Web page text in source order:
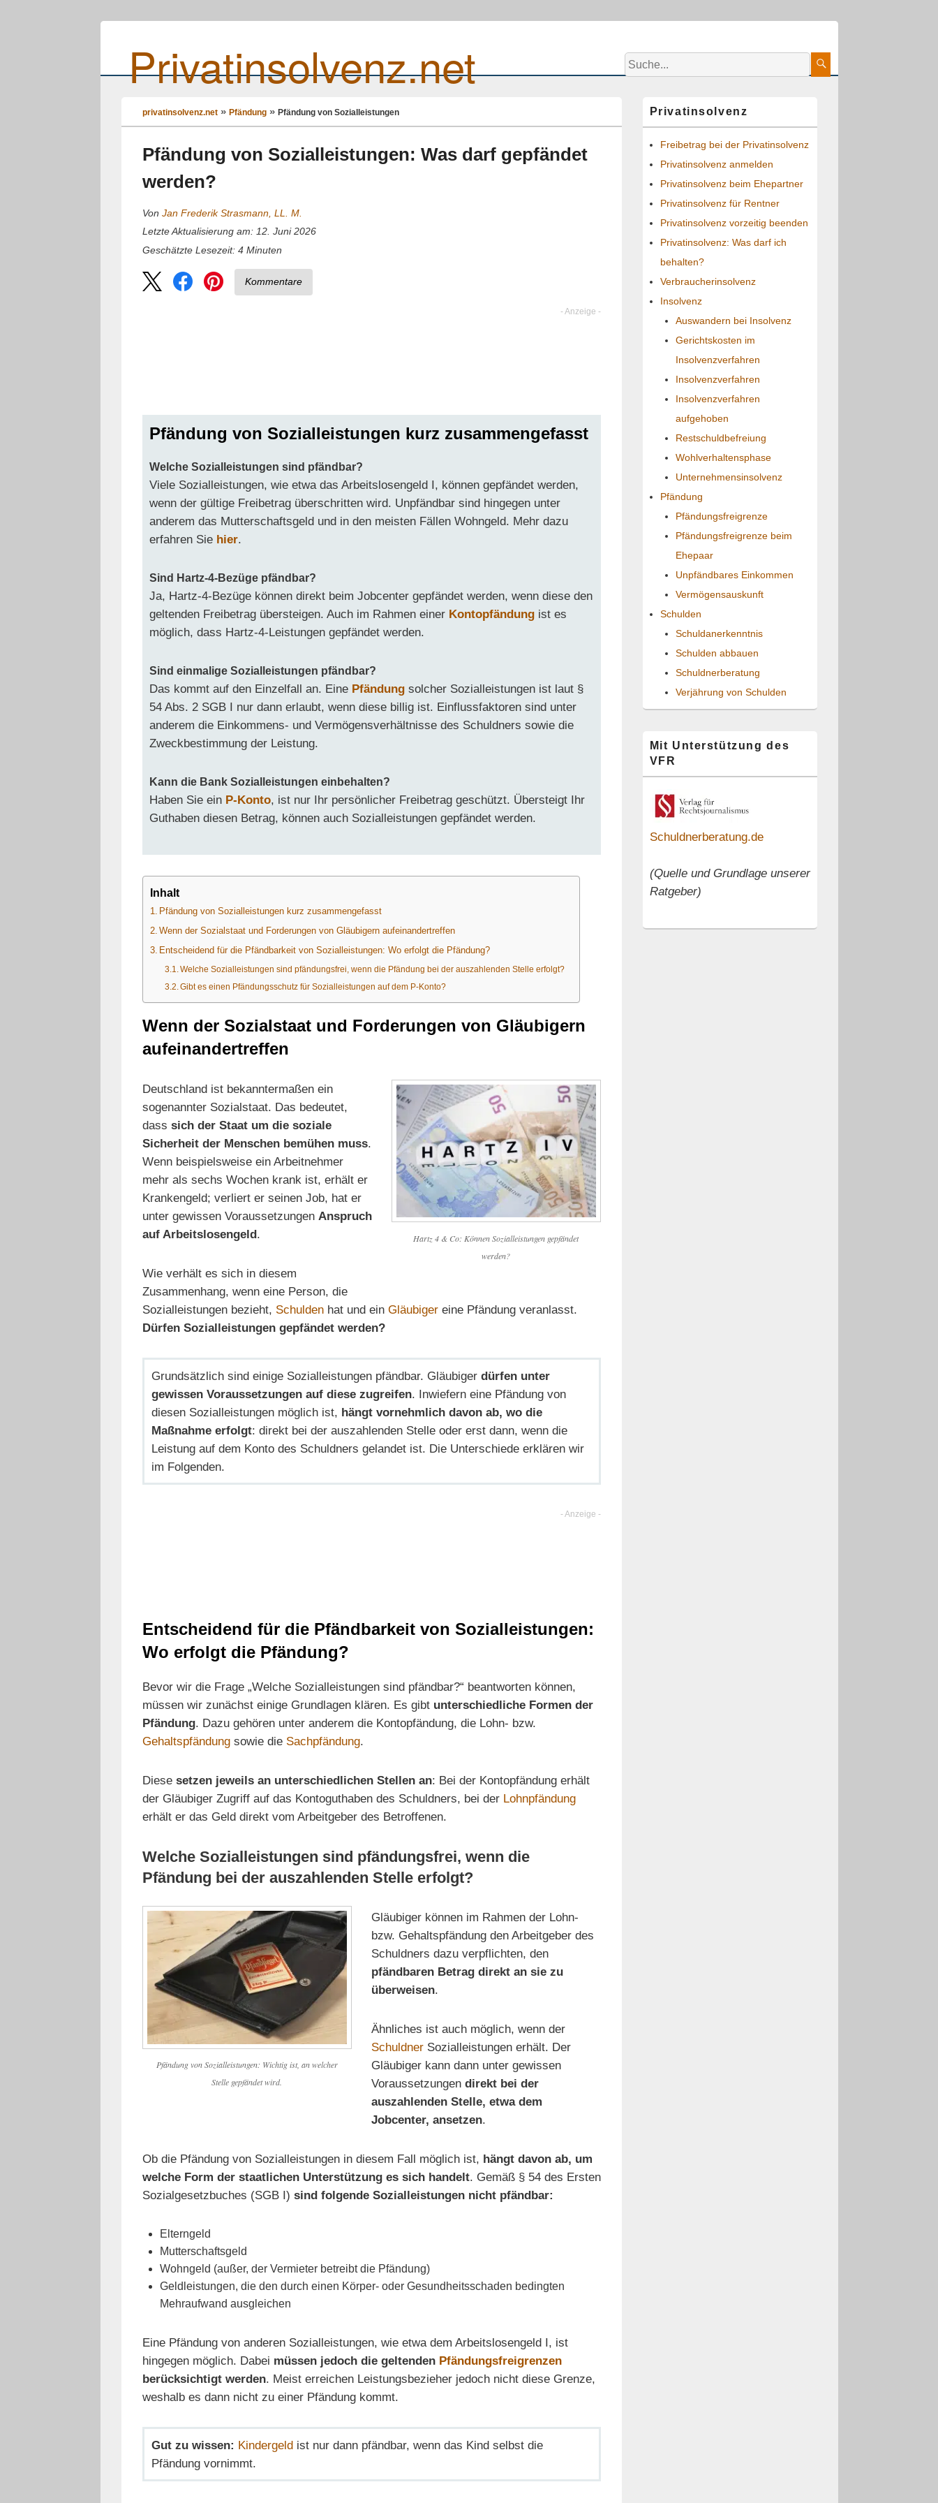
Privatinsolvenz.net Suche:
privatinsolvenz.net Pfändung Pfändung von Sozialleistungen
Pfändung von Sozialleistungen: Was darf gepfändet
werden?
Von Jan Frederik Strasmann, LL. M.
Letzte Aktualisierung am: 12. Juni 2026
Geschätzte Lesezeit: 4 Minuten
Kommentare
Pfändung von Sozialleistungen kurz zusammengefasst
Welche Sozialleistungen sind pfändbar?
Viele Sozialleistungen, wie etwa das Arbeitslosengeld I, können gepfändet werden,
wenn der gültige Freibetrag überschritten wird. Unpfändbar sind hingegen unter
anderem das Mutterschaftsgeld und in den meisten Fällen Wohngeld. Mehr dazu
erfahren Sie hier.
Sind Hartz-4-Bezüge pfändbar?
Ja, Hartz-4-Bezüge können direkt beim Jobcenter gepfändet werden, wenn diese den
geltenden Freibetrag übersteigen. Auch im Rahmen einer Kontopfändungist es
möglich, dass Hartz-4-Leistungen gepfändet werden.
Sind einmalige Sozialleistungen pfändbar?
Das kommt auf den Einzelfall an. Eine Pfändungsolcher Sozialleistungen ist laut §
54 Abs. 2 SGB I nur dann erlaubt, wenn diese billig ist. Einflussfaktoren sind unter
anderem die Einkommens- und Vermögensverhältnisse des Schuldners sowie die
Zweckbestimmung der Leistung.
Kann die Bank Sozialleistungen einbehalten?
Haben Sie ein P-Konto, ist nur Ihr persönlicher Freibetrag geschützt. Übersteigt Ihr
Guthaben diesen Betrag, können auch Sozialleistungen gepfändet werden.
Inhalt
Pfändung von Sozialleistungen kurz zusammengefasst
Wenn der Sozialstaat und Forderungen von Gläubigern aufeinandertreffen
Entscheidend für die Pfändbarkeit von Sozialleistungen: Wo erfolgt die Pfändung?
Welche Sozialleistungen sind pfändungsfrei, wenn die Pfändung bei der auszahlenden Stelle erfolgt?
Gibt es einen Pfändungsschutz für Sozialleistungen auf dem P-Konto?
Wenn der Sozialstaat und Forderungen von Gläubigern
aufeinandertreffen
Hartz 4 & Co: Können Sozialleistungen gepfändet
werden?
Deutschland ist bekanntermaßen ein
sogenannter Sozialstaat. Das bedeutet,
dass sich der Staat um die soziale
Sicherheit der Menschen bemühen muss.
Wenn beispielsweise ein Arbeitnehmer
mehr als sechs Wochen krank ist, erhält er
Krankengeld; verliert er seinen Job, hat er
unter gewissen Voraussetzungen Anspruch
auf Arbeitslosengeld.
Wie verhält es sich in diesem
Zusammenhang, wenn eine Person, die
Sozialleistungen bezieht, Schuldenhat und ein Gläubigereine Pfändung veranlasst.
Dürfen Sozialleistungen gepfändet werden?
Grundsätzlich sind einige Sozialleistungen pfändbar. Gläubiger dürfen unter
gewissen Voraussetzungen auf diese zugreifen. Inwiefern eine Pfändung von
diesen Sozialleistungen möglich ist, hängt vornehmlich davon ab, wo die
Maßnahme erfolgt: direkt bei der auszahlenden Stelle oder erst dann, wenn die
Leistung auf dem Konto des Schuldners gelandet ist. Die Unterschiede erklären wir
im Folgenden.
Entscheidend für die Pfändbarkeit von Sozialleistungen:
Wo erfolgt die Pfändung?
Bevor wir die Frage „Welche Sozialleistungen sind pfändbar?“ beantworten können,
müssen wir zunächst einige Grundlagen klären. Es gibt unterschiedliche Formen der
Pfändung. Dazu gehören unter anderem die Kontopfändung, die Lohn- bzw.
Gehaltspfändungsowie die Sachpfändung.
Diese setzen jeweils an unterschiedlichen Stellen an: Bei der Kontopfändung erhält
der Gläubiger Zugriff auf das Kontoguthaben des Schuldners, bei der Lohnpfändung
erhält er das Geld direkt vom Arbeitgeber des Betroffenen.
Welche Sozialleistungen sind pfändungsfrei, wenn die
Pfändung bei der auszahlenden Stelle erfolgt?
Pfändung von Sozialleistungen: Wichtig ist, an welcher
Stelle gepfändet wird.
Gläubiger können im Rahmen der Lohn-
bzw. Gehaltspfändung den Arbeitgeber des
Schuldners dazu verpflichten, den
pfändbaren Betrag direkt an sie zu
überweisen.
Ähnliches ist auch möglich, wenn der
SchuldnerSozialleistungen erhält. Der
Gläubiger kann dann unter gewissen
Voraussetzungen direkt bei der
auszahlenden Stelle, etwa dem
Jobcenter, ansetzen.
Ob die Pfändung von Sozialleistungen in diesem Fall möglich ist,
hängt davon ab, um
welche Form der staatlichen Unterstützung es sich handelt. Gemäß § 54 des Ersten
Sozialgesetzbuches (SGB I) sind folgende Sozialleistungen nicht pfändbar:
Elterngeld
Mutterschaftsgeld
Wohngeld (außer, der Vermieter betreibt die Pfändung)
Geldleistungen, die den durch einen Körper- oder Gesundheitsschaden bedingten
Mehraufwand ausgleichen
Eine Pfändung von anderen Sozialleistungen, wie etwa dem Arbeitslosengeld I, ist
hingegen möglich. Dabei müssen jedoch die geltenden Pfändungsfreigrenzen
berücksichtigt werden. Meist erreichen Leistungsbezieher jedoch nicht diese Grenze,
weshalb es dann nicht zu einer Pfändung kommt.
Gut zu wissen: Kindergeldist nur dann pfändbar, wenn das Kind selbst die
Pfändung vornimmt.
Seitenleisten-
Widgetbereich
Privatinsolvenz
Freibetrag bei der Privatinsolvenz
Privatinsolvenz anmelden
Privatinsolvenz beim Ehepartner
Privatinsolvenz für Rentner
Privatinsolvenz vorzeitig beenden
Privatinsolvenz: Was darf ich
behalten?
Verbraucherinsolvenz
Insolvenz
Auswandern bei Insolvenz
Gerichtskosten im
Insolvenzverfahren
Insolvenzverfahren
Insolvenzverfahren
aufgehoben
Restschuldbefreiung
Wohlverhaltensphase
Unternehmensinsolvenz
Pfändung
Pfändungsfreigrenze
Pfändungsfreigrenze beim
Ehepaar
Unpfändbares Einkommen
Vermögensauskunft
Schulden
Schuldanerkenntnis
Schulden abbauen
Schuldnerberatung
Verjährung von Schulden
Mit Unterstützung des
VFR
Schuldnerberatung.de
(Quelle und Grundlage unserer
Ratgeber)